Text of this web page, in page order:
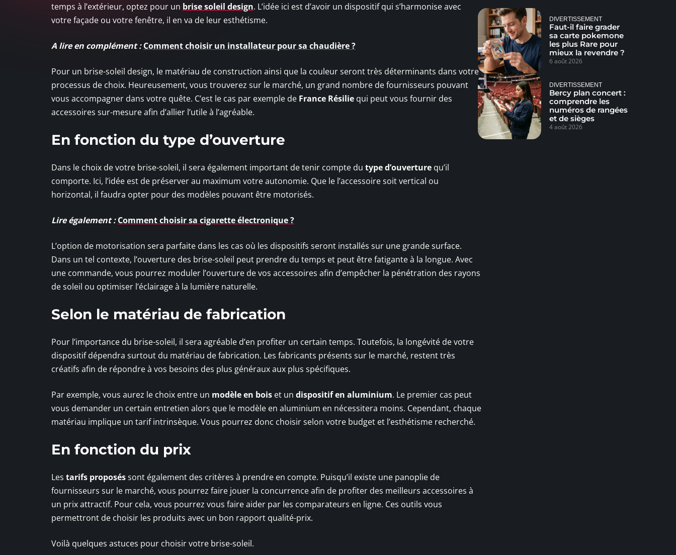
temps à l’extérieur, optez pour un brise soleil design. L’idée ici est d’avoir un dispositif qui s’harmonise avec
votre façade ou votre fenêtre, il en va de leur esthétisme.
A lire en complément : Comment choisir un installateur pour sa chaudière ?
Pour un brise-soleil design, le matériau de construction ainsi que la couleur seront très déterminants dans votre
processus de choix. Heureusement, vous trouverez sur le marché, un grand nombre de fournisseurs pouvant
vous accompagner dans votre quête. C’est le cas par exemple de France Résilie qui peut vous fournir des
accessoires sur-mesure afin d’allier l’utile à l’agréable.
En fonction du type d’ouverture
Dans le choix de votre brise-soleil, il sera également important de tenir compte du type d’ouverture qu’il
comporte. Ici, l’idée est de préserver au maximum votre autonomie. Que le l’accessoire soit vertical ou
horizontal, il faudra opter pour des modèles pouvant être motorisés.
Lire également : Comment choisir sa cigarette électronique ?
L’option de motorisation sera parfaite dans les cas où les dispositifs seront installés sur une grande surface.
Dans un tel contexte, l’ouverture des brise-soleil peut prendre du temps et peut être fatigante à la longue. Avec
une commande, vous pourrez moduler l’ouverture de vos accessoires afin d’empêcher la pénétration des rayons
de soleil ou optimiser l’éclairage à la lumière naturelle.
Selon le matériau de fabrication
Pour l’importance du brise-soleil, il sera agréable d’en profiter un certain temps. Toutefois, la longévité de votre
dispositif dépendra surtout du matériau de fabrication. Les fabricants présents sur le marché, restent très
créatifs afin de répondre à vos besoins des plus généraux aux plus spécifiques.
Par exemple, vous aurez le choix entre un modèle en bois et un dispositif en aluminium. Le premier cas peut
vous demander un certain entretien alors que le modèle en aluminium en nécessitera moins. Cependant, chaque
matériau implique un tarif intrinsèque. Vous pourrez donc choisir selon votre budget et l’esthétisme recherché.
En fonction du prix
Les tarifs proposéssont également des critères à prendre en compte. Puisqu’il existe une panoplie de
fournisseurs sur le marché, vous pourrez faire jouer la concurrence afin de profiter des meilleurs accessoires à
un prix attractif. Pour cela, vous pourrez vous faire aider par les comparateurs en ligne. Ces outils vous
permettront de choisir les produits avec un bon rapport qualité-prix.
Voilà quelques astuces pour choisir votre brise-soleil.
DIVERTISSEMENT
Faut-il faire grader
sa carte pokemone
les plus Rare pour
mieux la revendre ?
6 août 2026
DIVERTISSEMENT
Bercy plan concert :
comprendre les
numéros de rangées
et de sièges
4 août 2026